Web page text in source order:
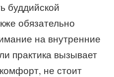
буддийской
обязательно
на внутренние
практика вызывает
не стоит